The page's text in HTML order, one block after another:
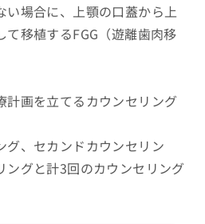
い場合に、上顎の口蓋から上
移植するFGG（遊離歯肉移
計画を立てるカウンセリング
グ、セカンドカウンセリン
ングと計3回のカウンセリング